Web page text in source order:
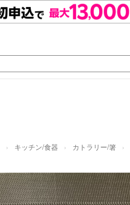
キッチン/食器 カトラリー/箸